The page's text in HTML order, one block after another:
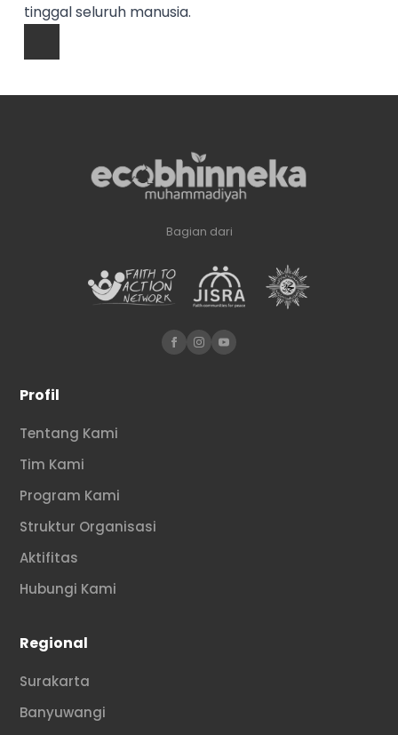
tinggal seluruh manusia.
Bagian dari
Profil
Tentang Kami
Tim Kami
Program Kami
Struktur Organisasi
Aktifitas
Hubungi Kami
Regional
Surakarta
Banyuwangi